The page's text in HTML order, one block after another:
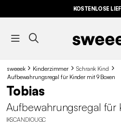
KOSTENLOSE
sweeek Kinderzimmer
Schrank Kind
Aufbewahrungsregal für Kinder mit 9 Boxen
Tobias
Aufbewahrungsregal für
IKSCANDIOUGC